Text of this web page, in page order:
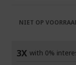
NIET OP
3X with 0%